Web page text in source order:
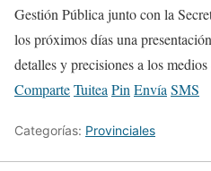
Gestión Pública junto con la
los próximos días una
detalles y precisiones a los
ComparteTuitea Pin Envía SMS
Categorías: Provinciales